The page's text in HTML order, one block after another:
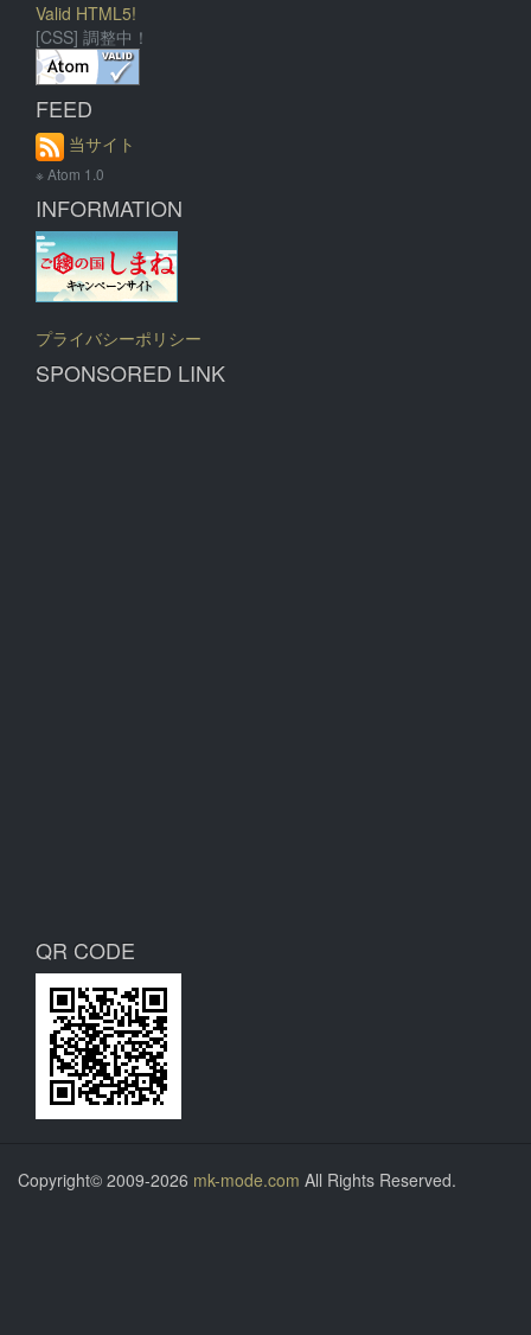
Valid HTML5!
[CSS] 調整中！
FEED
当サイト
※ Atom 1.0
INFORMATION
プライバシーポリシー
SPONSORED LINK
QR CODE
Copyright© 2009-2026 mk-mode.com All Rights Reserved.